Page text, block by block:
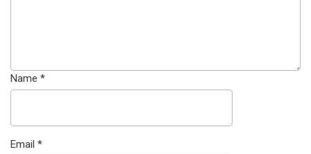
Name *
Email *